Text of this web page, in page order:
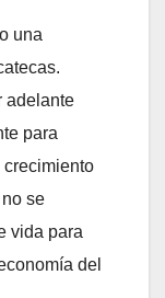
una
adelante
para
se
vida para
del